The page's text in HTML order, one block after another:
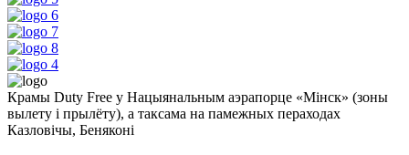
Крамы Duty Free у Нацыянальным аэрапорце «Мінск» (зоны
вылету і прылёту), а таксама на памежных пераходах
Казловічы, Беняконі